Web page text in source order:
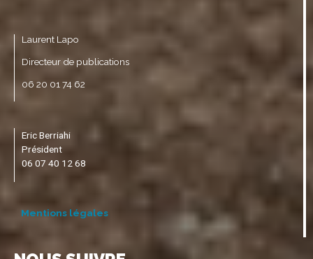
Laurent Lapo
Directeur de publications
06 20 01 74 62
Eric Berriahi
Président
06 07 40 12 68
Mentions légales